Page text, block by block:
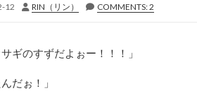
12
投
RIN（リン） COMMENTS: 2
ギのすずだよぉー！！！」
だぉ！」